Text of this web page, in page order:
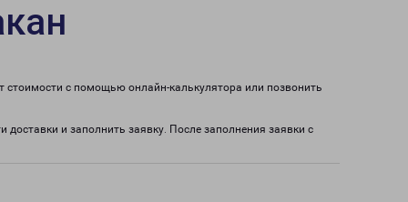
с помощью онлайн-калькулятора или позвонить
и заполнить заявку. После заполнения заявки с